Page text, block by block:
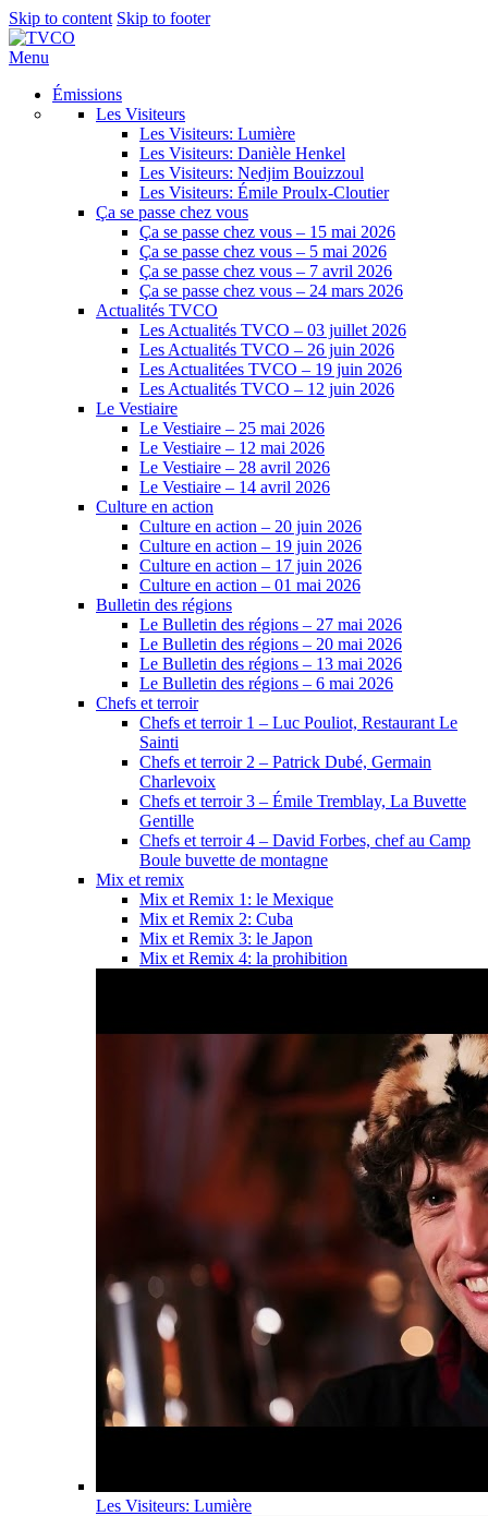
Skip to content Skip to footer
Menu
Émissions
Les Visiteurs
Les Visiteurs: Lumière
Les Visiteurs: Danièle Henkel
Les Visiteurs: Nedjim Bouizzoul
Les Visiteurs: Émile Proulx-Cloutier
Ça se passe chez vous
Ça se passe chez vous – 15 mai 2026
Ça se passe chez vous – 5 mai 2026
Ça se passe chez vous – 7 avril 2026
Ça se passe chez vous – 24 mars 2026
Actualités TVCO
Les Actualités TVCO – 03 juillet 2026
Les Actualités TVCO – 26 juin 2026
Les Actualitées TVCO – 19 juin 2026
Les Actualités TVCO – 12 juin 2026
Le Vestiaire
Le Vestiaire – 25 mai 2026
Le Vestiaire – 12 mai 2026
Le Vestiaire – 28 avril 2026
Le Vestiaire – 14 avril 2026
Culture en action
Culture en action – 20 juin 2026
Culture en action – 19 juin 2026
Culture en action – 17 juin 2026
Culture en action – 01 mai 2026
Bulletin des régions
Le Bulletin des régions – 27 mai 2026
Le Bulletin des régions – 20 mai 2026
Le Bulletin des régions – 13 mai 2026
Le Bulletin des régions – 6 mai 2026
Chefs et terroir
Chefs et terroir 1 – Luc Pouliot, Restaurant Le
Sainti
Chefs et terroir 2 – Patrick Dubé, Germain
Charlevoix
Chefs et terroir 3 – Émile Tremblay, La Buvette
Gentille
Chefs et terroir 4 – David Forbes, chef au Camp
Boule buvette de montagne
Mix et remix
Mix et Remix 1: le Mexique
Mix et Remix 2: Cuba
Mix et Remix 3: le Japon
Mix et Remix 4: la prohibition
Les Visiteurs: Lumière